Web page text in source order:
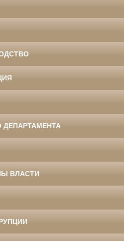
ДЕПАРТАМЕНТА
ВЛАСТИ